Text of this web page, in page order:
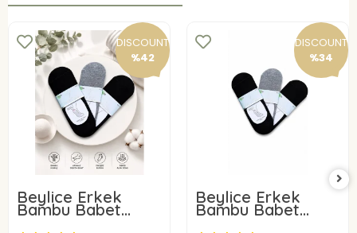
DISCOUNT
%42
Beylice Erkek
Bambu Babet
Çorap 6 Adet
DISCOUNT
%34
Beylice Erkek
Bambu Babet
Çorap 3 Adet